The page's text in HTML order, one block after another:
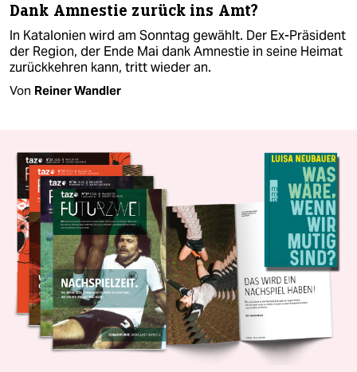
Dank Amnestie zurück ins Amt?
In Katalonien wird am Sonntag gewählt. Der Ex-Präsident
der Region, der Ende Mai dank Amnestie in seine Heimat
zurückkehren kann, tritt wieder an.
Von Reiner Wandler